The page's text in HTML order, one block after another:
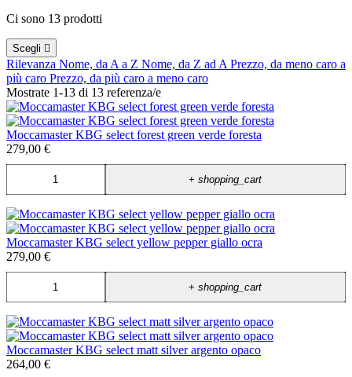
Ci sono 13 prodotti
Scegli 
Rilevanza Nome, da A a Z Nome, da Z ad APrezzo, da meno caro a
più caro Prezzo, da più caro a meno caro
Mostrate 1-13 di 13 referenza/e
Moccamaster KBG select forest green verde foresta
279,00 €
+shopping_cart
Moccamaster KBG select yellow pepper giallo ocra
279,00 €
+shopping_cart
Moccamaster KBG select matt silver argento opaco
264,00 €